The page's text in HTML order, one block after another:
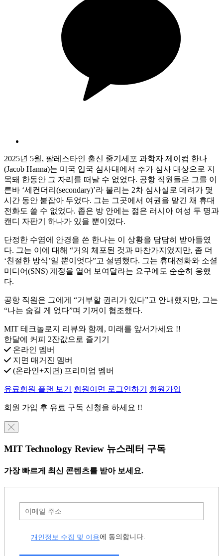
2025년 5월, 팔레스타인 출신 줄기세포 과학자 제이컵 한나
(Jacob Hanna)는 미국 입국 심사대에서 추가 심사 대상으로 지
목돼 한동안 그 자리를 떠날 수 없었다. 공항 직원들은 그를 이
른바 ‘세컨더리(secondary)’라 불리는 2차 심사실로 데려가 몇
시간 동안 붙잡아 두었다. 그는 그곳에서 여권을 맡긴 채 휴대
전화도 쓸 수 없었다. 좁은 방 안에는 젊은 러시아 여성 두 명과
캔디 자판기 하나가 있을 뿐이었다.
단정한 수염에 안경을 쓴 한나는 이 상황을 담담히 받아들였
다. 그는 이에 대해 “거의 체포된 것과 마찬가지였지만, 좀 더
‘친절한 방식’일 뿐이엇다”고 설명했다. 그는 휴대전화와 소셜
미디어(SNS) 계정을 열어 보여달라는 요구에도 순순히 응했
다.
공항 직원은 그에게 “거부할 권리가 있다”고 안내했지만, 그는
“나는 숨길 게 없다”며 기꺼이 협조했다.
MIT 테크놀로지 리뷰와 함께, 미래를 앞서가세요 !!
한달에 커피 2잔값으로 즐기기
온라인 멤버
지면 매거진 멤버
(온라인+지면) 프리미엄 멤버
유료회원 플랜 보기 회원이면 로그인하기 회원가입
회원 가입 후 유료 구독 신청을 하세요 !!
╳
MIT Technology Review 뉴스레터 구독
가장 빠르게 최신 콘텐츠를 받아 보세요.
개인정보 수집 및 이용에 동의합니다.